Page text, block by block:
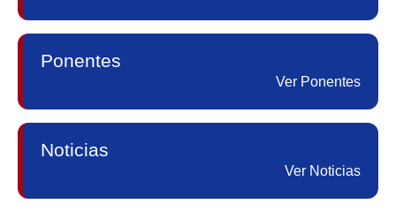
Ponentes
Ver Ponentes
Noticias
Ver Noticias